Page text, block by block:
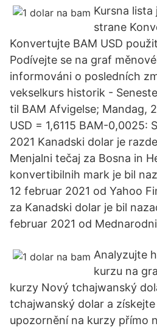
Kursna
strane
Konvertujte BAM USD
Podívejte se na graf
informováni o posledních
vekselkurs historik -
til BAM Afvigelse; Mandag,
USD = 1,6115 BAM-0,0025:
2021 Kanadski dolar je
Menjalni tečaj za Bosna in
konvertibilnih mark je bil
12 februar 2021 od Yahoo
za Kanadski dolar je bil
februar 2021 od
Analyzujte
kurzu na
kurzy Nový tchajwanský
tchajwanský dolar a
upozornění na kurzy přímo